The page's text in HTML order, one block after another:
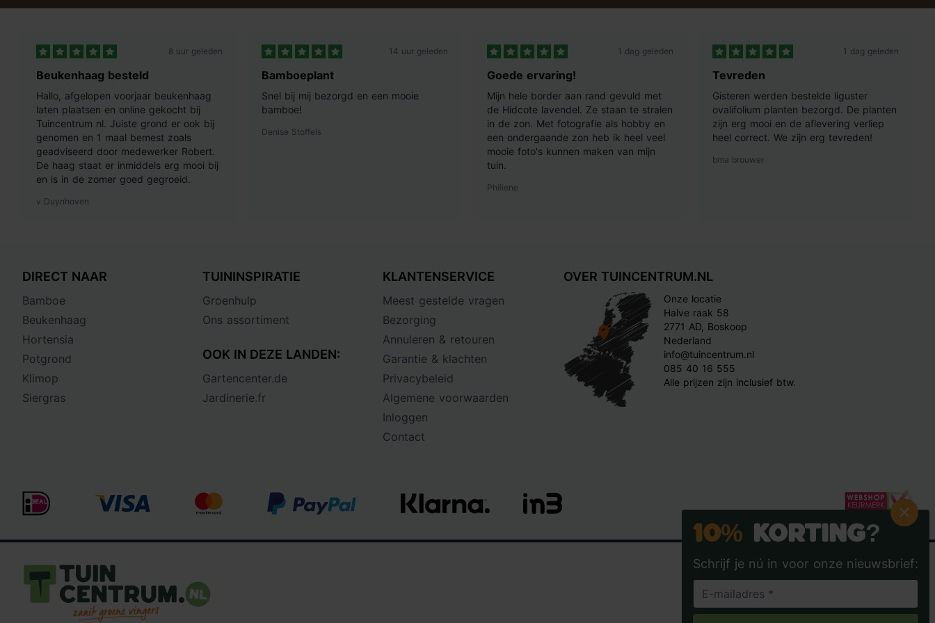
Met Pokon Hortensia mest zorg je voor de
ultieme voedbodem voor een uitbundige bloei en
gezonde groei. Voor het beste resultaat bemest je tweemaal per jaar. De eerste keer in het
vroege voorjaar, na de snoei. En een tweede keer in de zomer. Hortensia's die in de volle
Hortensia's in pot hebben voldoende aan een dosering van 20-25 gram. Deze meststof geeft
voeding tot wel 120 dagen. De Hortensia mest is ook geschikt voor andere zuurminnende
planten, zoals Rhododendron, Azalea en Magnolia.
: bemest niet bij temperaturen hoger dan 25°C.
8 uur geleden
Beukenhaag besteld
Hallo, afgelopen voorjaar beukenhaag
laten plaatsen en online gekocht bij
Tuincentrum nl. Juiste grond er ook bij
genomen en 1 maal bemest zoals
geadviseerd door medewerker Robert.
De haag staat er inmiddels erg mooi bij
en is in de zomer goed gegroeid.
v Duynhoven
14 uur geleden
Bamboeplant
Snel bij mij bezorgd en een mooie
bamboe!
Denise Stoffels
1 dag geleden
Goede ervaring!
Mijn hele border aan rand gevuld met
de Hidcote lavendel. Ze staan te stralen
in de zon. Met fotografie als hobby en
een ondergaande zon heb ik heel veel
mooie foto's kunnen maken van mijn
tuin.
Philiene
1 dag geleden
Tevreden
Gisteren werden bestelde liguster
ovalifolium planten bezorgd. De planten
zijn erg mooi en de aflevering verliep
heel correct. We zijn erg tevreden!
bma brouwer
DIRECT NAAR
Bamboe
Beukenhaag
Hortensia
Potgrond
Klimop
Siergras
TUININSPIRATIE
Groenhulp
Ons assortiment
OOK IN DEZE LANDEN:
Gartencenter.de
Jardinerie.fr
KLANTENSERVICE
Meest gestelde vragen
Bezorging
Annuleren & retouren
Garantie & klachten
Privacybeleid
Algemene voorwaarden
Inloggen
Contact
OVER TUINCENTRUM.NL
Onze locatie
Halve raak 58
2771 AD, Boskoop
Nederland
info@tuincentrum.nl
085 40 16 555
Alle prijzen zijn inclusief btw.
10% Korting?
Schrijf je nú in voor onze nieuwsbrief: